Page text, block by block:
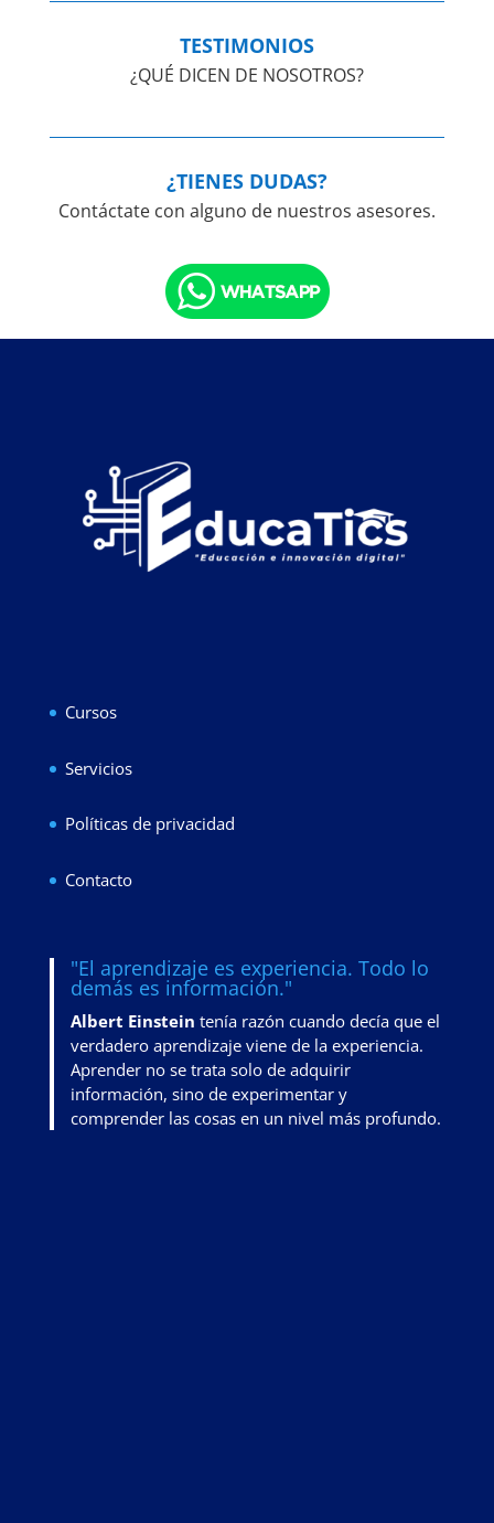
TESTIMONIOS
¿QUÉ DICEN DE NOSOTROS?
¿TIENES DUDAS?
Contáctate con alguno de nuestros asesores.
Cursos
Servicios
Políticas de privacidad
Contacto
"El aprendizaje es experiencia. Todo lo
demás es información."
Albert Einstein tenía razón cuando decía que el
verdadero aprendizaje viene de la experiencia.
Aprender no se trata solo de adquirir
información, sino de experimentar y
comprender las cosas en un nivel más profundo.